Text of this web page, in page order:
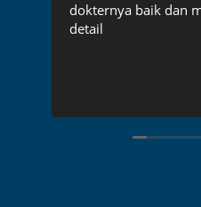
dokternya baik dan
detail